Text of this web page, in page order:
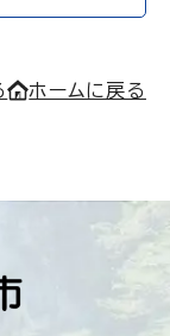
ホームに戻る